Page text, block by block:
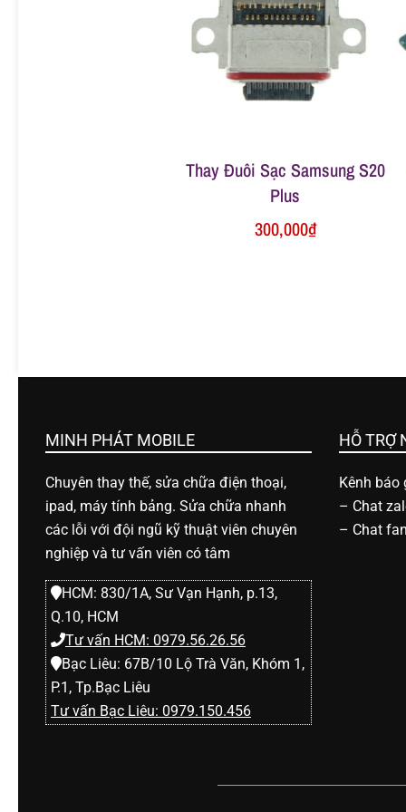
t
h
o
ạ
i
d
i
Thay Đuôi Sạc Samsung S20
Plus
300,000₫
MINH PHÁT MOBILE
Chuyên thay thế, sửa chữa điện thoại,
ipad, máy tính bảng. Sửa chữa nhanh
các lỗi với đội ngũ kỹ thuật viên chuyên
nghiệp và tư vấn viên có tâm
HCM: 830/1A, Sư Vạn Hạnh, p.13,
Q.10, HCM
Tư vấn HCM: 0979.56.26.56
Bạc Liêu: 67B/10 Lộ Trà Văn, Khóm 1,
P.1, Tp.Bạc Liêu
Tư vấn Bạc Liêu: 0979.150.456
HỖ TRỢ
Kênh báo
– Chat
– Chat